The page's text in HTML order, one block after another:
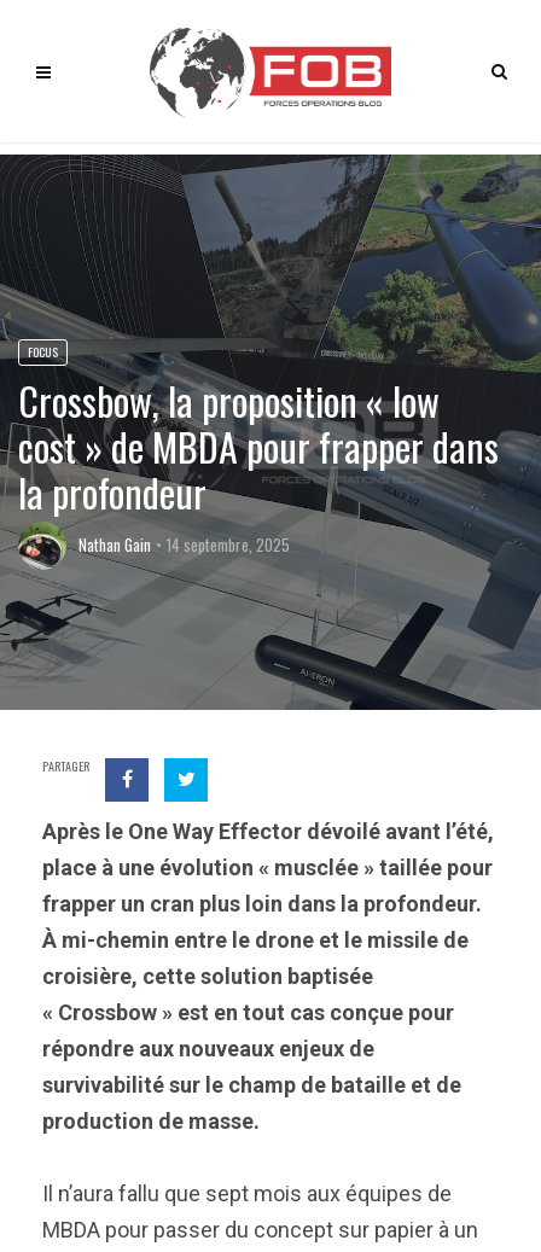
FOCUS
Crossbow, la proposition « low
cost » de MBDA pour frapper dans
la profondeur
Nathan Gain 14 septembre, 2025
PARTAGER
Après le One Way Effector dévoilé avant l’été,
place à une évolution « musclée » taillée pour
frapper un cran plus loin dans la profondeur.
À mi-chemin entre le drone et le missile de
croisière, cette solution baptisée
« Crossbow » est en tout cas conçue pour
répondre aux nouveaux enjeux de
survivabilité sur le champ de bataille et de
production de masse.
Il n’aura fallu que sept mois aux équipes de
MBDA pour passer du concept sur papier à un